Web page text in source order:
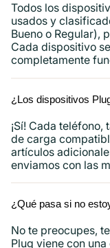
Todos los
usados ​​y
Bueno o Regular),
Cada dispositivo
completamente
¿Los dispositivos
¡Sí! Cada
de carga
artículos
enviamos con las
¿Qué pasa si no
No te preocupes,
Plug viene con